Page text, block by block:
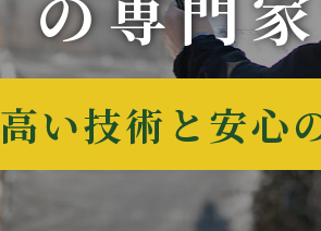
高い技術と安心